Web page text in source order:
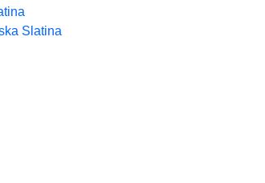
Slatina